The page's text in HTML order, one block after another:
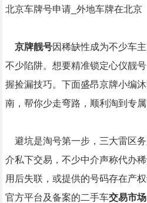
北京车牌号申请_外地车牌在北京
京牌靓号因稀缺性成为不少车
不少陷阱。想要精准锁定心仪靓
握捡漏技巧。下面盛昂京牌小编
南，帮你少走弯路，顺利淘到专属
避坑是淘号第一步，三大雷区
介私下交易，不少中介声称代办
用后失联，或提供的号码存在产
官方平台及备案的二手车交易市场